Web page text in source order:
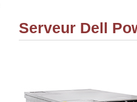
Serveur Dell